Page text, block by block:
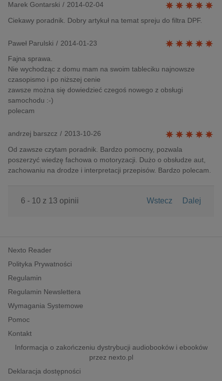
Marek Gontarski / 2014-02-04
Ciekawy poradnik. Dobry artykuł na temat spreju do filtra DPF.
Paweł Parulski / 2014-01-23
Fajna sprawa.
Nie wychodząc z domu mam na swoim tableciku najnowsze
czasopismo i po niższej cenie
zawsze można się dowiedzieć czegoś nowego z obsługi
samochodu :-)
polecam
andrzej barszcz / 2013-10-26
Od zawsze czytam poradnik. Bardzo pomocny, pozwala
poszerzyć wiedzę fachowa o motoryzacji. Dużo o obsłudze aut,
zachowaniu na drodze i interpretacji przepisów. Bardzo polecam.
6 - 10 z 13 opinii Wstecz Dalej
Nexto Reader
Polityka Prywatności
Regulamin
Regulamin Newslettera
Wymagania Systemowe
Pomoc
Kontakt
Informacja o zakończeniu dystrybucji audiobooków i ebooków
przez nexto.pl
Deklaracja dostępności